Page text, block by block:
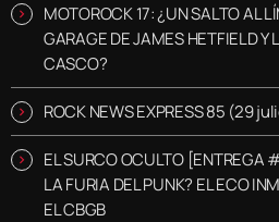
MOTOROCK 17: ¿UN SALTO AL
GARAGE DE JAMES HETFIELD Y
CASCO?
ROCK NEWS EXPRESS 85 (29
EL SURCO OCULTO [ENTREGA
LA FURIA DEL PUNK? EL ECO
EL CBGB